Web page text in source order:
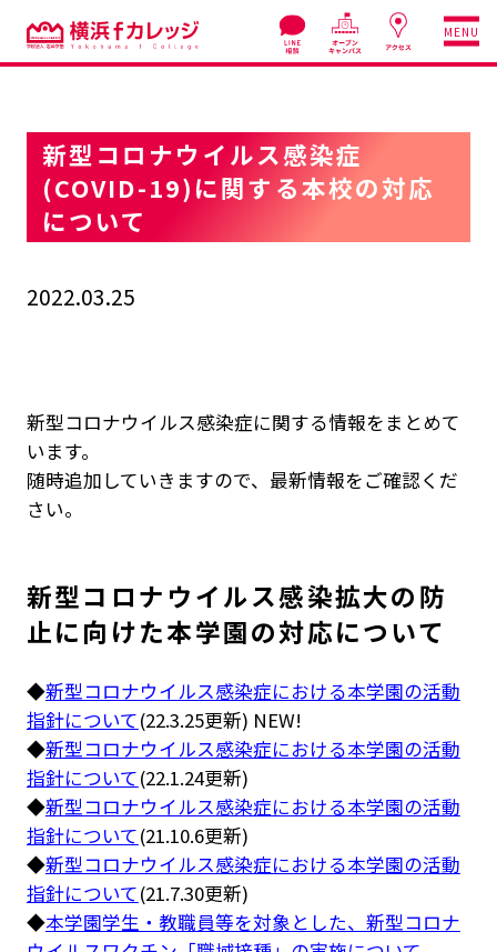
MENU
新型コロナウイルス感染症
(COVID-19)に関する本校の対応
について
2022.03.25
新型コロナウイルス感染症に関する情報をまとめて
います。
随時追加していきますので、最新情報をご確認くだ
さい。
新型コロナウイルス感染拡大の防
止に向けた本学園の対応について
◆新型コロナウイルス感染症における本学園の活動
指針について(22.3.25更新) NEW!
◆新型コロナウイルス感染症における本学園の活動
指針について(22.1.24更新)
◆新型コロナウイルス感染症における本学園の活動
指針について(21.10.6更新)
◆新型コロナウイルス感染症における本学園の活動
指針について(21.7.30更新)
◆本学園学生・教職員等を対象とした、新型コロナ